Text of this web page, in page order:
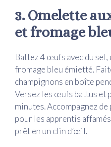
3. Omelette
et fromage
Battez 4 œufs avec du sel,
fromage bleu émietté.
champignons en boîte
Versez les œufs battus et
minutes. Accompagnez de
pour les apprentis
prêt en un clin d’œil.